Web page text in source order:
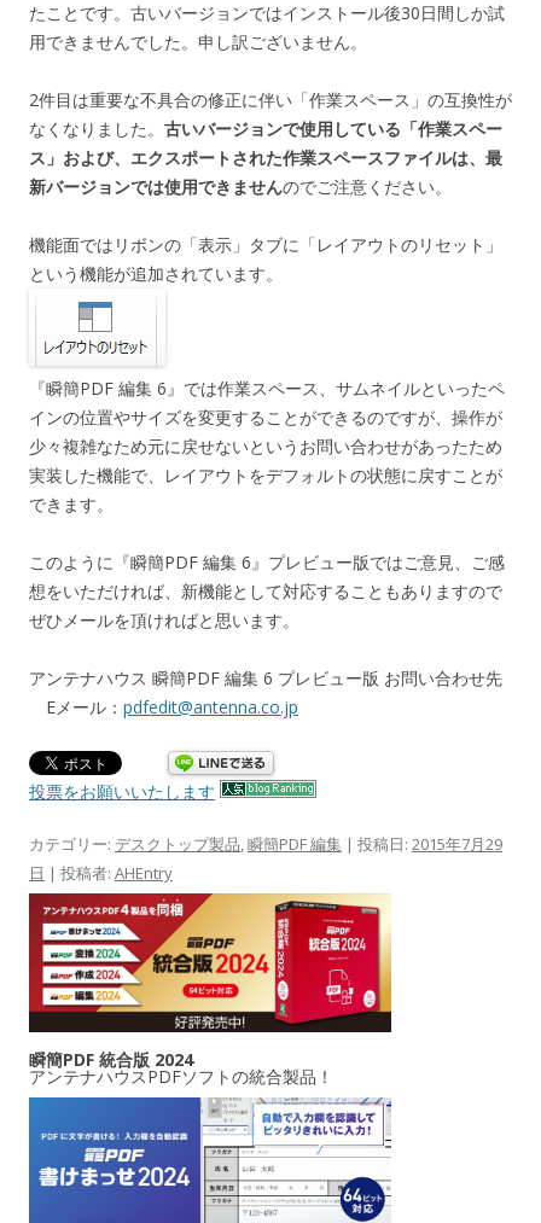
たことです。古いバージョンではインストール後30日間しか試
用できませんでした。申し訳ございません。
2件目は重要な不具合の修正に伴い「作業スペース」の互換性が
なくなりました。 古いバージョンで使用している「作業スペー
ス」および、エクスポートされた作業スペースファイルは、最
新バージョンでは使用できませんのでご注意ください。
機能面ではリボンの「表示」タブに「レイアウトのリセット」
という機能が追加されています。
『瞬簡PDF 編集 6』では作業スペース、サムネイルといったペ
インの位置やサイズを変更することができるのですが、操作が
少々複雑なため元に戻せないというお問い合わせがあったため
実装した機能で、レイアウトをデフォルトの状態に戻すことが
できます。
このように『瞬簡PDF 編集 6』プレビュー版ではご意見、ご感
想をいただければ、新機能として対応することもありますので
ぜひメールを頂ければと思います。
アンテナハウス 瞬簡PDF 編集 6 プレビュー版 お問い合わせ先
Eメール： pdfedit@antenna.co.jp
投票をお願いいたします
カテゴリー: デスクトップ製品,瞬簡PDF 編集 | 投稿日: 2015年7月29
日 | 投稿者: AHEntry
瞬簡PDF 統合版 2024
アンテナハウスPDFソフトの統合製品！